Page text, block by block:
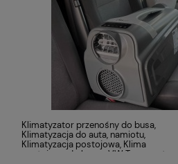
Klimatyzator przenośny do busa,
Klimatyzacja do auta, namiotu,
Klimatyzacja postojowa, Klima
postojowa do busa- VW Transporter,